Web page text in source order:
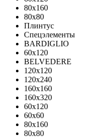
80x160
80x80
Плинтус
Спецэлементы
BARDIGLIO
60x120
BELVEDERE
120x120
120x240
160x160
160x320
60x120
60x60
80x160
80x80